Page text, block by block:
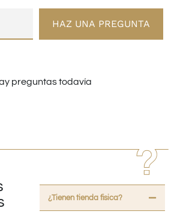
HAZ UNA PREGUNTA
preguntas todavía
¿Tienen tienda fisica?